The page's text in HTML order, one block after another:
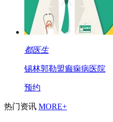
都医生
锡林郭勒盟癫痫病医院
预约
热门资讯 MORE+